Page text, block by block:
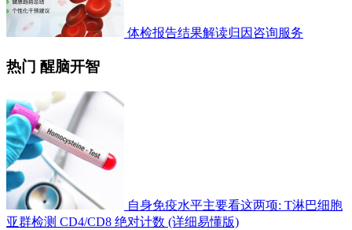
体检报告结果解读归因咨询服务
热门 醒脑开智
自身免疫水平主要看这两项: T淋巴细胞
亚群检测 CD4/CD8 绝对计数 (详细易懂版)